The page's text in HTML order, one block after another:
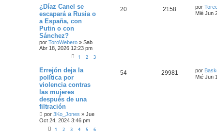
¿Díaz Canel se
escapará a Rusia o
a España, con
Putin o con
Sánchez?
por ToroWebero » Sab
Abr 18, 2026 12:23 pm
1 2 3
20 2158 por
Mié Jun
Errejón deja la
política por
violencia contras
las mujeres
después de una
filtración
por 3Ko_Jones » Jue
Oct 24, 2024 3:46 pm
1 2 3 4 5 6
54 29981 por
Mié Jun